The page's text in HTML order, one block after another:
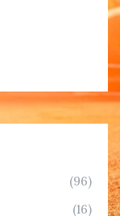
(96)
(16)